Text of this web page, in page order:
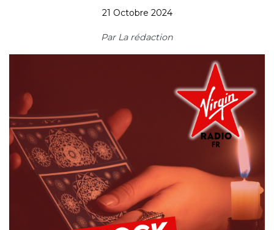
21 Octobre 2024
Par La rédaction